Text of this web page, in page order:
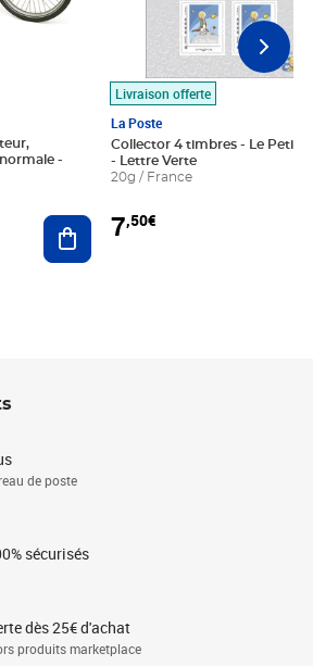
Ajouter au panier
Livraison offerte
La Poste
Collector 4 timbres - Le Petit
- Lettre Verte
20g / France
7,50€
de poste
sécurisés
dès 25€ d'achat
produits marketplace